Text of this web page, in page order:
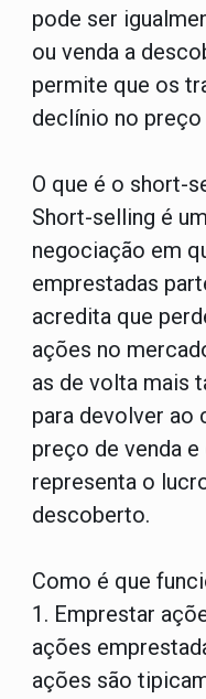
pode ser
ou venda a
permite que os
declínio no preço
O que é o short-
Short-selling é
negociação em
emprestadas
acredita que
ações no
as de volta mais
para devolver ao
preço de venda
representa o
descoberto.
Como é que
1. Emprestar
ações
ações são